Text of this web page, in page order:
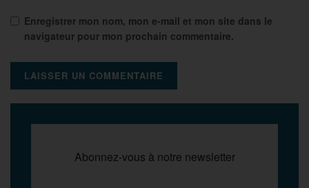
Enregistrer mon nom, mon e-mail et mon site dans le
navigateur pour mon prochain commentaire.
Abonnez-vous à notre newsletter